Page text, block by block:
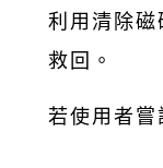
利用清除
救回。
若使用者嘗